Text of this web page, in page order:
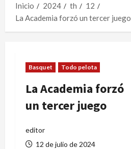
Inicio
2024 th
12
La Academia forzó un tercer juego
Basquet Todo pelota
La Academia forzó
un tercer juego
editor
12 de julio de 2024